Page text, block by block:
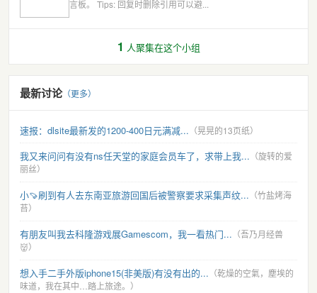
言板。 Tips: 回复时删除引用可以避...
1 人聚集在这个小组
最新讨论（更多）
速报：dlsite最新发的1200-400日元满减... （晃晃的13页纸）
我又来问问有没有ns任天堂的家庭会员车了，求带上我... （旋转的爱
丽丝）
小🍠刷到有人去东南亚旅游回国后被警察要求采集声纹... （竹盐烤海
苔）
有朋友叫我去科隆游戏展Gamescom，我一看热门... （吾乃月经兽
👹）
想入手二手外版iphone15(非美版)有没有出的... （乾燥的空氣，塵埃的
味道，我在其中…踏上旅途。）